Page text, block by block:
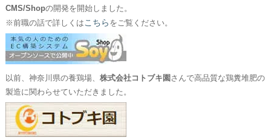
CMS/Shopの開発を開始しました。
※前職の話で詳しくは こちら をご覧ください。
以前、神奈川県の養鶏場、 株式会社コトブキ園 さんで高品質な鶏糞堆肥の
製造に関わらせていただきました。